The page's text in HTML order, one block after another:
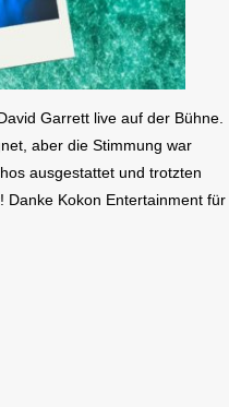
Garrett live auf der Bühne.
aber die Stimmung war
ausgestattet und trotzten
Danke Kokon Entertainment für